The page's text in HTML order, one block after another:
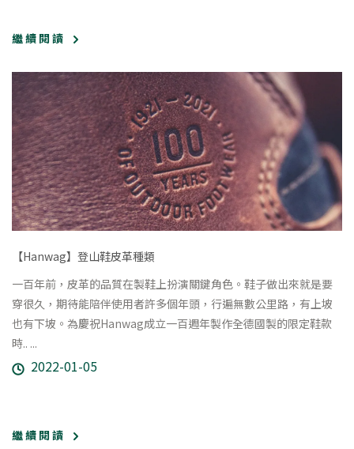
繼 續 閱 讀
【Hanwag】登山鞋皮革種類
一百年前，皮革的品質在製鞋上扮演關鍵角色。鞋子做出來就是要
穿很久，期待能陪伴使用者許多個年頭，行遍無數公里路，有上坡
也有下坡。為慶祝Hanwag成立一百週年製作全德國製的限定鞋款
時.. ...
2022-01-05
繼 續 閱 讀